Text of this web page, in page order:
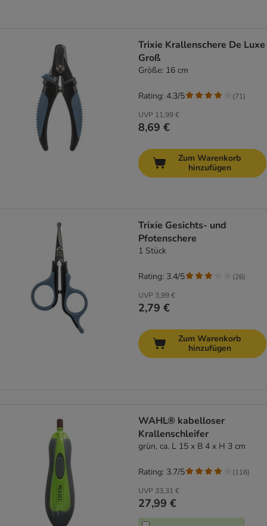
Trixie Krallenschere De Luxe
Groß
Größe: 16 cm
UVP 11,99 €
8,69 €
Rating: 4.3/5 (71)
Zum Warenkorb
hinzufügen
Trixie Gesichts- und
Pfotenschere
1 Stück
UVP 3,99 €
2,79 €
Rating: 3.4/5 (26)
Zum Warenkorb
hinzufügen
WAHL® kabelloser
Krallenschleifer
grün, ca. L 15 x B 4 x H 3 cm
UVP 33,31 €
27,99 €
Rating: 3.7/5 (116)